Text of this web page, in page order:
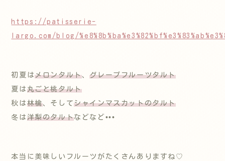
https://patisserie-
largo.com/blog/
初夏はメロンタルト、グレープフルーツタルト
夏は 丸ごと桃タルト
秋は 林檎、そしてシャインマスカットのタルト
冬は 洋梨のタルトなどなど•••
本当に美味しいフルーツがたくさんありますね♡